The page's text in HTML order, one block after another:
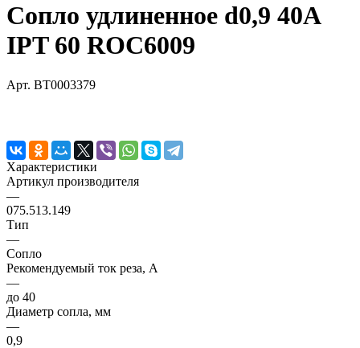
Сопло удлиненное d0,9 40A
IPT 60 ROC6009
Арт. BT0003379
Характеристики
Артикул производителя
—
075.513.149
Тип
—
Сопло
Рекомендуемый ток реза, А
—
до 40
Диаметр сопла, мм
—
0,9